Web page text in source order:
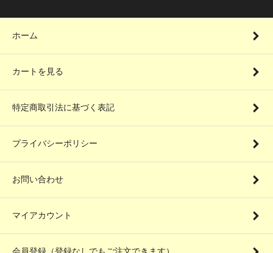
ホーム
カートを見る
特定商取引法に基づく表記
プライバシーポリシー
お問い合わせ
マイアカウント